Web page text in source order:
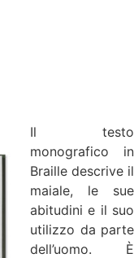
Il testo
monografico in
Braille descrive il
maiale, le sue
abitudini e il suo
utilizzo da parte
dell’uomo. È